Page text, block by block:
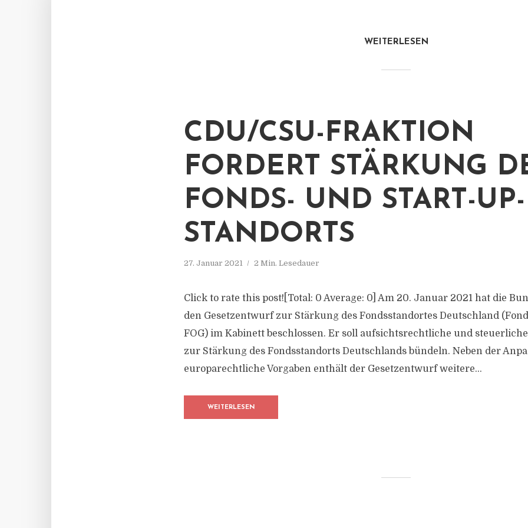
WEITERLESEN
CDU/CSU-FRAKTION
FORDERT STÄRKUNG
FONDS- UND START-UP-
STANDORTS
27. Januar 2021 2 Min. Lesedauer
Click to rate this post![Total: 0 Average: 0] Am 20. Januar 2021 hat die
den Gesetzentwurf zur Stärkung des Fondsstandortes Deutschland
FOG) im Kabinett beschlossen. Er soll aufsichtsrechtliche und
zur Stärkung des Fondsstandorts Deutschlands bündeln. Neben der
europarechtliche Vorgaben enthält der Gesetzentwurf weitere...
WEITERLESEN